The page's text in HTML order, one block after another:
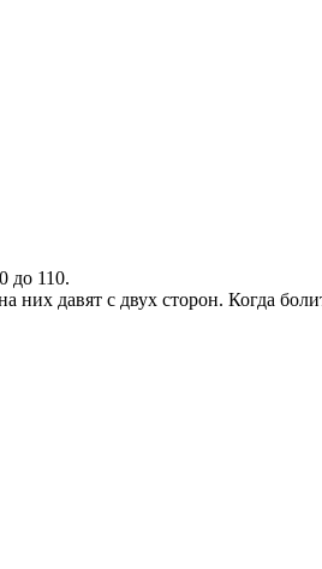
до 110.
давят с двух сторон. Когда